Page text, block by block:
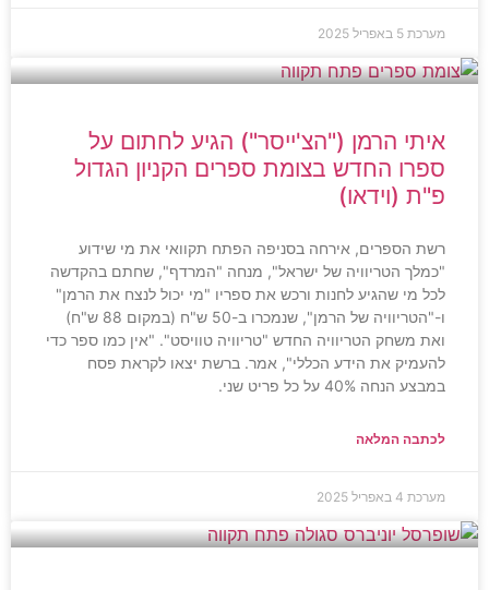
מערכת 5 באפריל 2025
איתי הרמן ("הצ'ייסר") הגיע לחתום על
ספרו החדש בצומת ספרים הקניון הגדול
פ"ת (וידאו)
רשת הספרים, אירחה בסניפה הפתח תקוואי את מי שידוע
"כמלך הטריוויה של ישראל", מנחה "המרדף", שחתם בהקדשה
לכל מי שהגיע לחנות ורכש את ספריו "מי יכול לנצח את הרמן"
ו-"הטריוויה של הרמן", שנמכרו ב-50 ש"ח (במקום 88 ש"ח)
ואת משחק הטריוויה החדש "טריוויה טוויסט". "אין כמו ספר כדי
להעמיק את הידע הכללי", אמר. ברשת יצאו לקראת פסח
במבצע הנחה 40% על כל פריט שני.
לכתבה המלאה
מערכת 4 באפריל 2025